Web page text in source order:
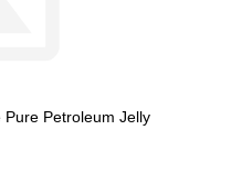
Pure Petroleum Jelly